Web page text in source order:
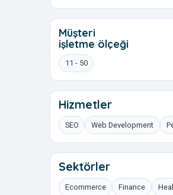
Müşteri
işletme ölçeği
11 - 50
Hizmetler
SEO Web Development
Sektörler
Ecommerce Finance